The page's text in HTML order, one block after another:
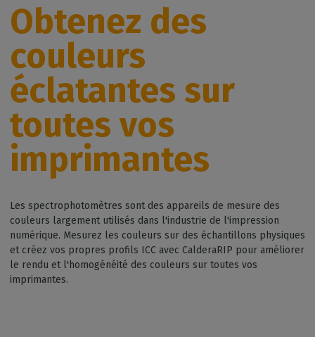
Obtenez des
couleurs
éclatantes sur
toutes vos
imprimantes
Les spectrophotomètres sont des appareils de mesure des
couleurs largement utilisés dans l'industrie de l'impression
numérique. Mesurez les couleurs sur des échantillons physiques
et créez vos propres profils ICC avec CalderaRIP pour améliorer
le rendu et l'homogénéité des couleurs sur toutes vos
imprimantes.